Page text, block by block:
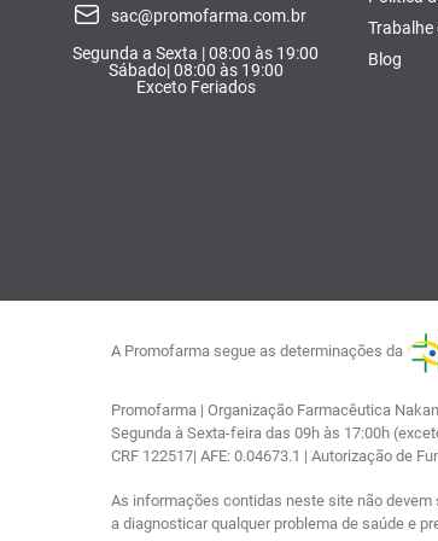
sac@promofarma.com.br
Segunda a Sexta | 08:00 às 19:00
Sábado| 08:00 às 19:00
Exceto Feriados
Blog
A Promofarma segue as determinações da
Promofarma | Organização Farmacêutica
Segunda à Sexta-feira das 09h às 17:00h
CRF 122517| AFE: 0.04673.1 | Autorização de
As informações contidas neste site não
a diagnosticar qualquer problema de saúde e